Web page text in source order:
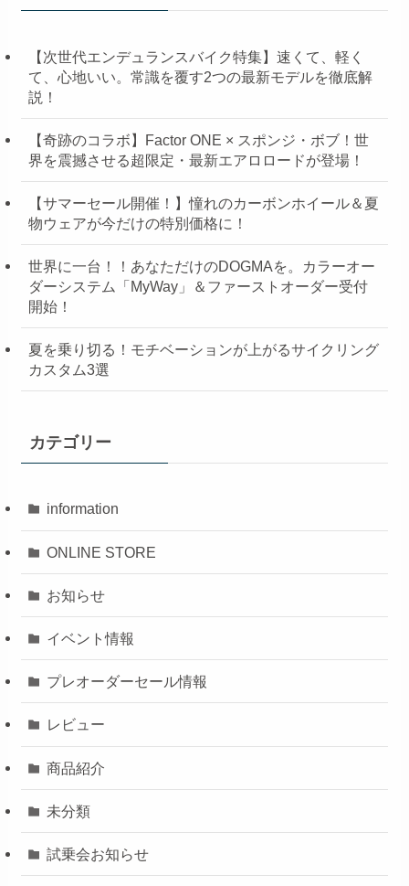
【次世代エンデュランスバイク特集】速くて、軽く
て、心地いい。常識を覆す2つの最新モデルを徹底解
説！
【奇跡のコラボ】Factor ONE × スポンジ・ボブ！世
界を震撼させる超限定・最新エアロロードが登場！
【サマーセール開催！】憧れのカーボンホイール＆夏
物ウェアが今だけの特別価格に！
世界に一台！！あなただけのDOGMAを。カラーオー
ダーシステム「MyWay」＆ファーストオーダー受付
開始！
夏を乗り切る！モチベーションが上がるサイクリング
カスタム3選
カテゴリー
information
ONLINE STORE
お知らせ
イベント情報
プレオーダーセール情報
レビュー
商品紹介
未分類
試乗会お知らせ